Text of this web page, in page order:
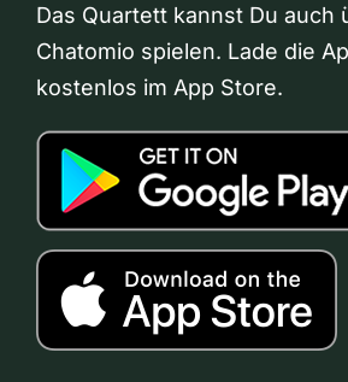
Das Quartett kannst Du auch
Chatomio spielen. Lade die
kostenlos im App Store.